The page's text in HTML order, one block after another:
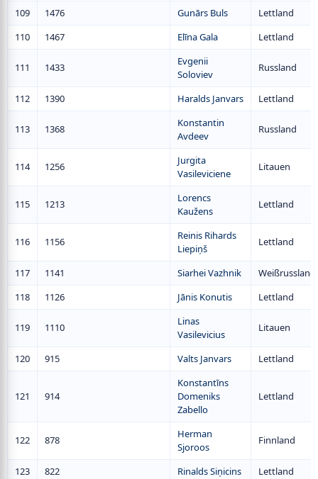
109 1476 Gunārs Buls
Lettland
110
1467 Elīna Gala Lettland
111 1433
Evgenii
Soloviev
Russland
112 1390 Haralds Janvars Lettland
113 1368
Konstantin
Avdeev
Russland
114 1256
Jurgita
Vasileviciene
Litauen
115 1213
Lorencs
Kaužens
Lettland
116 1156
Reinis Rihards
Liepiņš
Lettland
117 1141 Siarhei Vazhnik
Weißrussland
118
1126 Jānis Konutis Lettland
119 1110
Linas
Vasilevicius
Litauen
120 915 Valts Janvars Lettland
121 914
Konstantīns
Domeniks
Zabello
Lettland
122 878
Herman
Sjoroos
Finnland
123 822 Rinalds Siņicins Lettland